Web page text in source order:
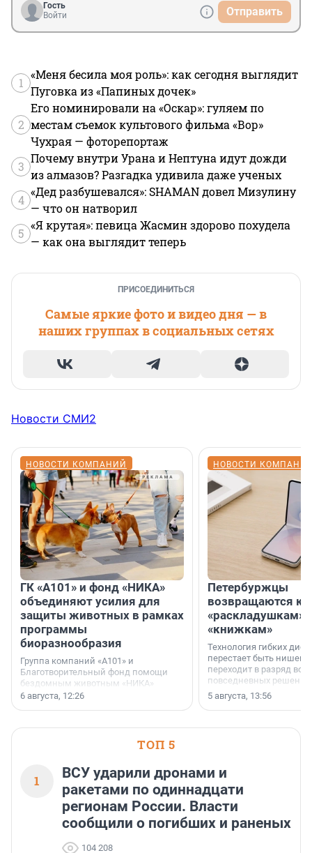
Гость
Войти
Отправить
1
«Меня бесила моя роль»: как сегодня выглядит
Пуговка из «Папиных дочек»
2
Его номинировали на «Оскар»: гуляем по
местам съемок культового фильма «Вор»
Чухрая — фоторепортаж
3
Почему внутри Урана и Нептуна идут дожди
из алмазов? Разгадка удивила даже ученых
4
«Дед разбушевался»: SHAMAN довел Мизулину
— что он натворил
5
«Я крутая»: певица Жасмин здорово похудела
— как она выглядит теперь
ПРИСОЕДИНИТЬСЯ
Самые яркие фото и видео дня — в
наших группах в социальных сетях
Новости СМИ2
НОВОСТИ КОМПАНИЙ
ГК «А101» и фонд «НИКА»
объединяют усилия для
защиты животных в рамках
программы
биоразнообразия
Группа компаний «А101» и
Благотворительный фонд помощи
бездомным животным «НИКА»
заключили соглашение о
6 августа, 12:26
НОВОСТИ
Петербуржцы
возвращаются к
«раскладушкам»
«книжкам»
Технология гибких
перестает быть
переходит в разряд
повседневных
5 августа, 13:56
ТОП 5
1
ВСУ ударили дронами и
ракетами по одиннадцати
регионам России. Власти
сообщили о погибших и раненых
104 208